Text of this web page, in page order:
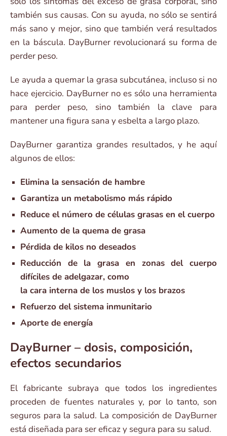
también sus causas. Con su ayuda, no sólo se sentirá
más sano y mejor, sino que también verá resultados
en la báscula. DayBurner revolucionará su forma de
perder peso.
Le ayuda a quemar la grasa subcutánea, incluso si no
hace ejercicio. DayBurner no es sólo una herramienta
para perder peso, sino también la clave para
mantener una figura sana y esbelta a largo plazo.
DayBurner garantiza grandes resultados, y he aquí
algunos de ellos:
Elimina la sensación de hambre
Garantiza un metabolismo más rápido
Reduce el número de células grasas en el cuerpo
Aumento de la quema de grasa
Pérdida de kilos no deseados
Reducción de la grasa en zonas del cuerpo
difíciles de adelgazar, como
la cara interna de los muslos y los brazos
Refuerzo del sistema inmunitario
Aporte de energía
DayBurner – dosis, composición,
efectos secundarios
El fabricante subraya que todos los ingredientes
proceden de fuentes naturales y, por lo tanto, son
seguros para la salud. La composición de DayBurner
está diseñada para ser eficaz y segura para su salud.